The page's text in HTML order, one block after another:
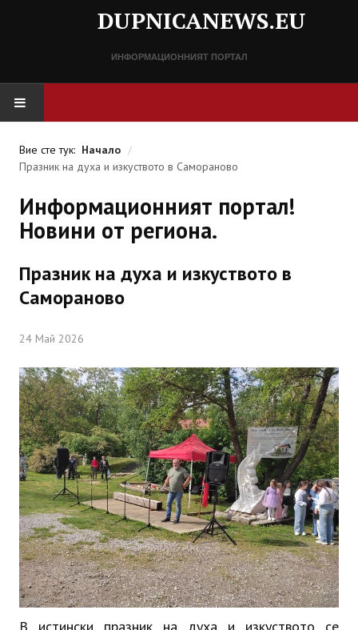
DUPNICANEWS.EU
ИНФОРМАЦИОННИЯТ ПОРТАЛ
СПРАВОЧНИК
Важни телефонни номера
ИНТЕРВЮ
ЗА РЕГИОНА
Бележити дупничани
История
Населени места
ЗАБРАВЕНАТА ДУПНИЦА
СВОБОДНИ РАБОТНИ МЕСТА
Вие сте тук: Начало /
Празник на духа и изкуството в Самораново
Информационният портал!
Новини от региона.
Празник на духа и изкуството в
Самораново
24 Май 2026